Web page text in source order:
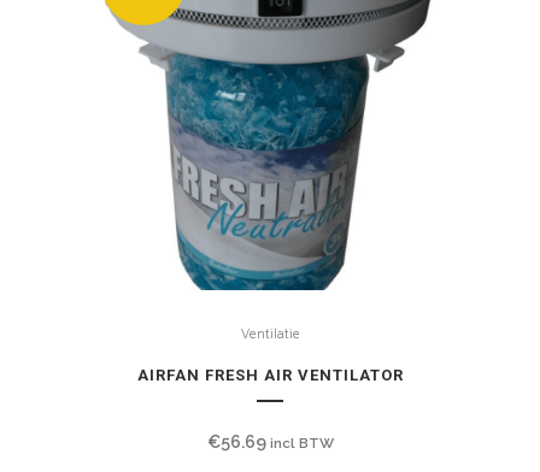
Ventilatie
AIRFAN FRESH AIR VENTILATOR
€56.69 incl BTW